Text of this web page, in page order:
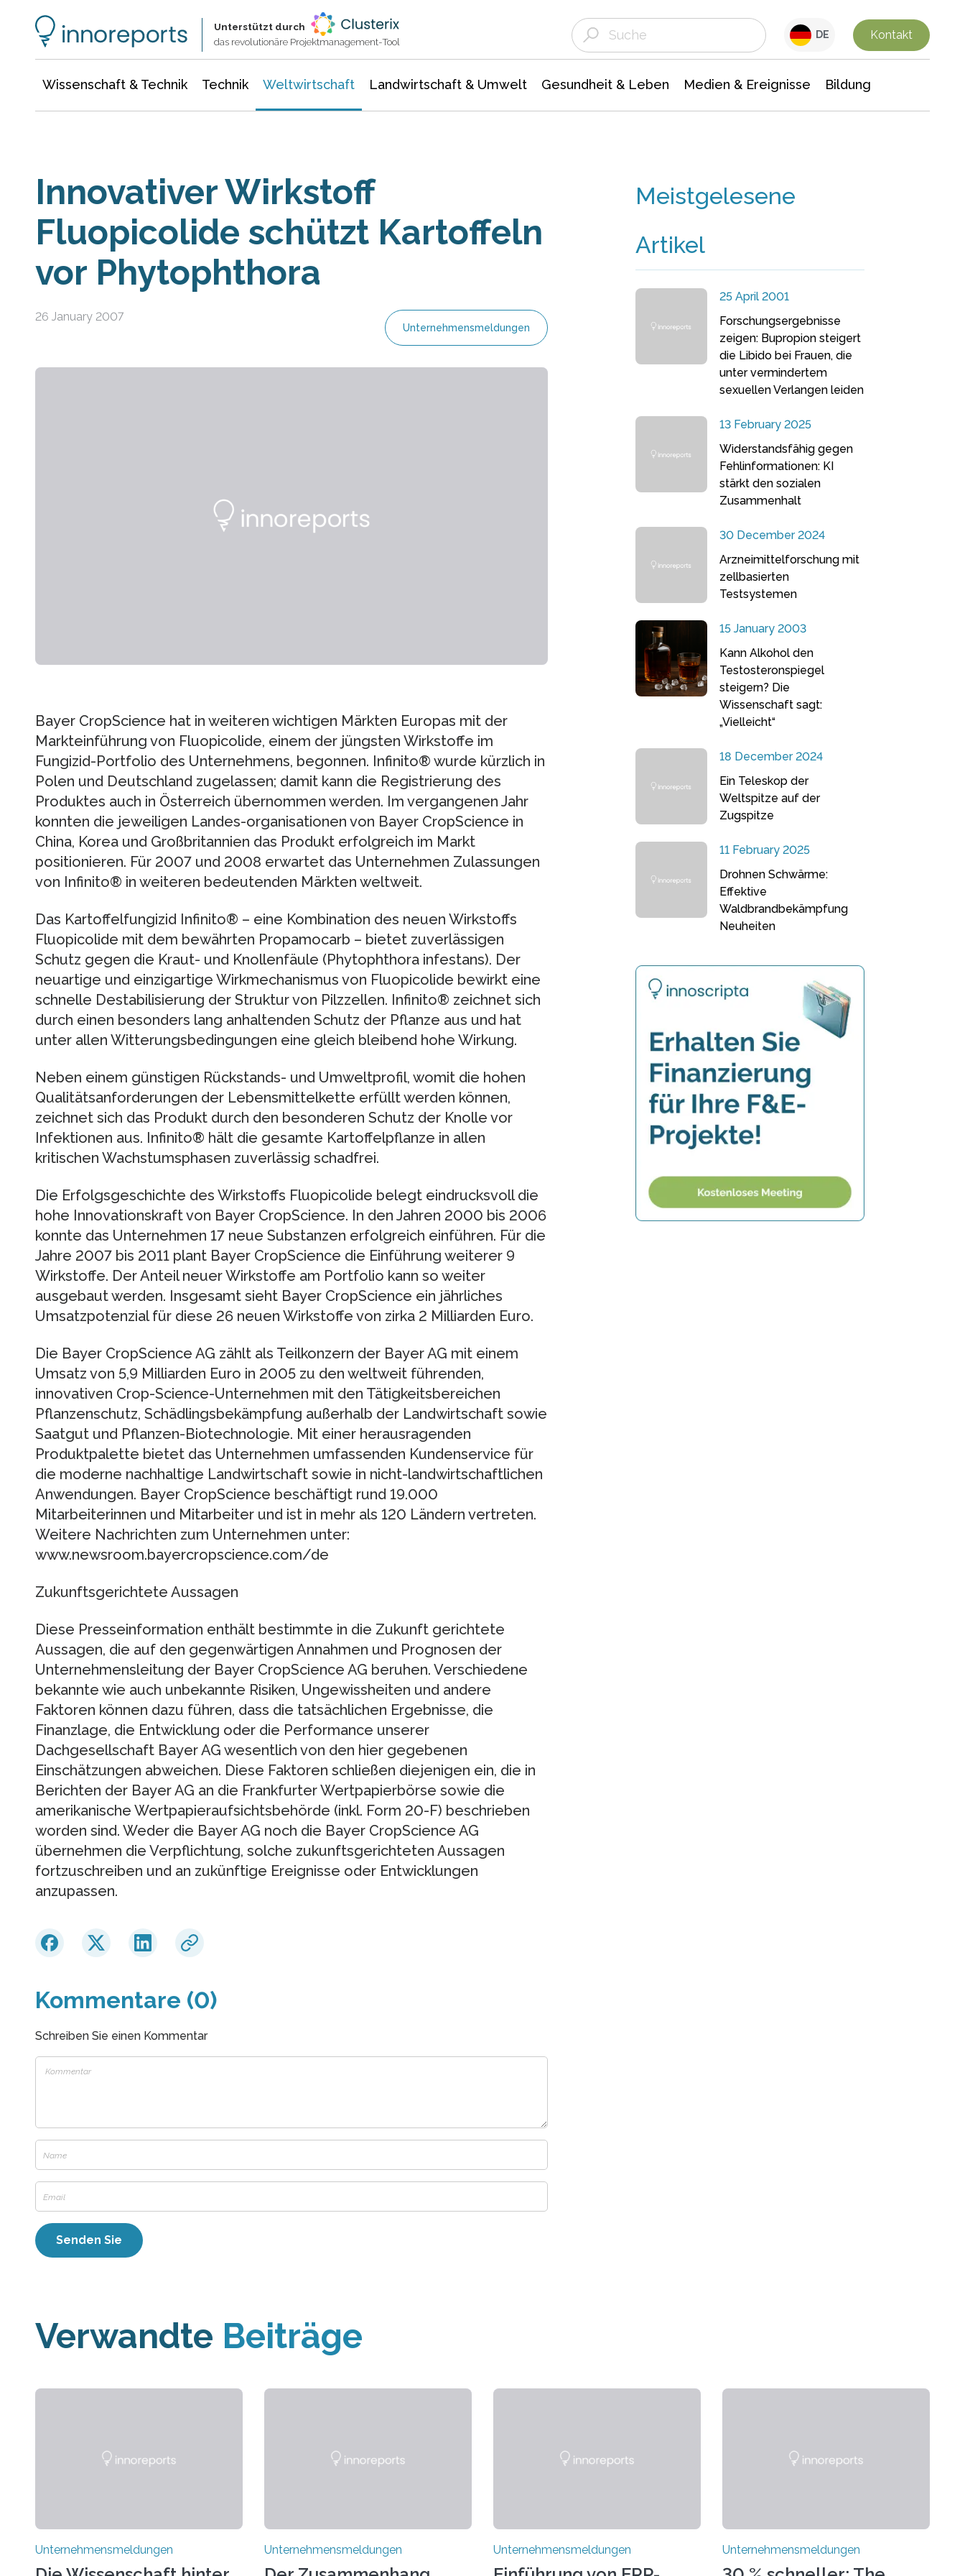
Unterstützt durch
das revolutionäre Projektmanagement-Tool
DE Kontakt
Wissenschaft & Technik Technik Weltwirtschaft Landwirtschaft & Umwelt Gesundheit & Leben Medien & Ereignisse Bildung
Innovativer Wirkstoff
Fluopicolide schützt Kartoffeln
vor Phytophthora
26 January 2007
Unternehmensmeldungen
Bayer CropScience hat in weiteren wichtigen Märkten Europas mit der
Markteinführung von Fluopicolide, einem der jüngsten Wirkstoffe im
Fungizid-Portfolio des Unternehmens, begonnen. Infinito® wurde kürzlich in
Polen und Deutschland zugelassen; damit kann die Registrierung des
Produktes auch in Österreich übernommen werden. Im vergangenen Jahr
konnten die jeweiligen Landes-organisationen von Bayer CropScience in
China, Korea und Großbritannien das Produkt erfolgreich im Markt
positionieren. Für 2007 und 2008 erwartet das Unternehmen Zulassungen
von Infinito® in weiteren bedeutenden Märkten weltweit.
Das Kartoffelfungizid Infinito® – eine Kombination des neuen Wirkstoffs
Fluopicolide mit dem bewährten Propamocarb – bietet zuverlässigen
Schutz gegen die Kraut- und Knollenfäule (Phytophthora infestans). Der
neuartige und einzigartige Wirkmechanismus von Fluopicolide bewirkt eine
schnelle Destabilisierung der Struktur von Pilzzellen. Infinito® zeichnet sich
durch einen besonders lang anhaltenden Schutz der Pflanze aus und hat
unter allen Witterungsbedingungen eine gleich bleibend hohe Wirkung.
Neben einem günstigen Rückstands- und Umweltprofil, womit die hohen
Qualitätsanforderungen der Lebensmittelkette erfüllt werden können,
zeichnet sich das Produkt durch den besonderen Schutz der Knolle vor
Infektionen aus. Infinito® hält die gesamte Kartoffelpflanze in allen
kritischen Wachstumsphasen zuverlässig schadfrei.
Die Erfolgsgeschichte des Wirkstoffs Fluopicolide belegt eindrucksvoll die
hohe Innovationskraft von Bayer CropScience. In den Jahren 2000 bis 2006
konnte das Unternehmen 17 neue Substanzen erfolgreich einführen. Für die
Jahre 2007 bis 2011 plant Bayer CropScience die Einführung weiterer 9
Wirkstoffe. Der Anteil neuer Wirkstoffe am Portfolio kann so weiter
ausgebaut werden. Insgesamt sieht Bayer CropScience ein jährliches
Umsatzpotenzial für diese 26 neuen Wirkstoffe von zirka 2 Milliarden Euro.
Die Bayer CropScience AG zählt als Teilkonzern der Bayer AG mit einem
Umsatz von 5,9 Milliarden Euro in 2005 zu den weltweit führenden,
innovativen Crop-Science-Unternehmen mit den Tätigkeitsbereichen
Pflanzenschutz, Schädlingsbekämpfung außerhalb der Landwirtschaft sowie
Saatgut und Pflanzen-Biotechnologie. Mit einer herausragenden
Produktpalette bietet das Unternehmen umfassenden Kundenservice für
die moderne nachhaltige Landwirtschaft sowie in nicht-landwirtschaftlichen
Anwendungen. Bayer CropScience beschäftigt rund 19.000
Mitarbeiterinnen und Mitarbeiter und ist in mehr als 120 Ländern vertreten.
Weitere Nachrichten zum Unternehmen unter:
www.newsroom.bayercropscience.com/de
Zukunftsgerichtete Aussagen
Diese Presseinformation enthält bestimmte in die Zukunft gerichtete
Aussagen, die auf den gegenwärtigen Annahmen und Prognosen der
Unternehmensleitung der Bayer CropScience AG beruhen. Verschiedene
bekannte wie auch unbekannte Risiken, Ungewissheiten und andere
Faktoren können dazu führen, dass die tatsächlichen Ergebnisse, die
Finanzlage, die Entwicklung oder die Performance unserer
Dachgesellschaft Bayer AG wesentlich von den hier gegebenen
Einschätzungen abweichen. Diese Faktoren schließen diejenigen ein, die in
Berichten der Bayer AG an die Frankfurter Wertpapierbörse sowie die
amerikanische Wertpapieraufsichtsbehörde (inkl. Form 20-F) beschrieben
worden sind. Weder die Bayer AG noch die Bayer CropScience AG
übernehmen die Verpflichtung, solche zukunftsgerichteten Aussagen
fortzuschreiben und an zukünftige Ereignisse oder Entwicklungen
anzupassen.
Kommentare (0)
Schreiben Sie einen Kommentar
Meistgelesene
Artikel
25 April 2001
Forschungsergebnisse
zeigen: Bupropion steigert
die Libido bei Frauen, die
unter vermindertem
sexuellen Verlangen leiden
13 February 2025
Widerstandsfähig gegen
Fehlinformationen: KI
stärkt den sozialen
Zusammenhalt
30 December 2024
Arzneimittelforschung mit
zellbasierten
Testsystemen
15 January 2003
Kann Alkohol den
Testosteronspiegel
steigern? Die
Wissenschaft sagt:
„Vielleicht“
18 December 2024
Ein Teleskop der
Weltspitze auf der
Zugspitze
11 February 2025
Drohnen Schwärme:
Effektive
Waldbrandbekämpfung
Neuheiten
Verwandte Beiträge
Unternehmensmeldungen Unternehmensmeldungen Unternehmensmeldungen Unternehmensmeldungen